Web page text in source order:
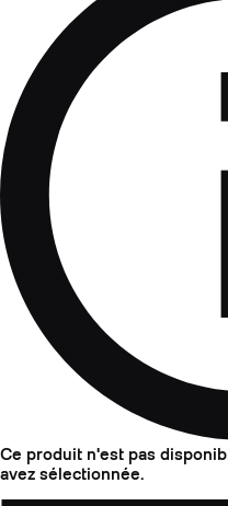
Ce produit n'est pas
avez sélectionnée.